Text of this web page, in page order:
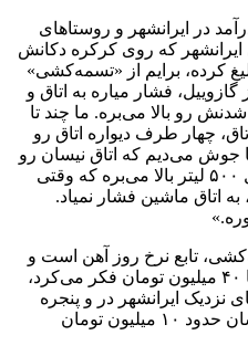
در ایرانشهر و روستا‌های
که روی کرکره دکانش
کرده، برایم از «تسمه‌کشی»
فشار میاره به اتاق و
رو بالا می‌بره. ما چند تا
چهار طرف دیواره اتاق رو
جوش می‌دیم که اتاق نیسان رو
قوی‌تر می‌کنه و تحملش رو حداقل ۵۰۰ لیتر بالا می‌بره که وقتی
اتاق ماشین فشار نمیاد.
تابع نرخ روز آهن است و
در جمع و تفریقش، روی عدد ۳۰ یا ۴۰ میلیون تومان فکر می‌کرد،
نزدیک ایرانشهر در و پنجره
می‌سازد بابت تسمه‌کشی اتاق نیسان حدود ۱۰ میلیون تومان